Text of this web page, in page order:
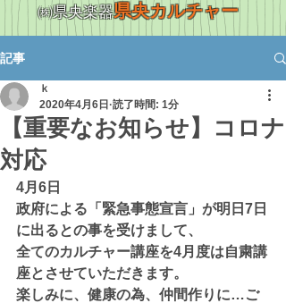
㈱県央楽器県央カルチャー
記事
【重要なお知らせ】コロナ
対応
ｋ
2020年4月6日 読了時間: 1分
4月6日
政府による「緊急事態宣言」が明日7日
に出るとの事を受けまして、
全てのカルチャー講座を4月度は自粛講
座とさせていただきます。
楽しみに、健康の為、仲間作りに…ご